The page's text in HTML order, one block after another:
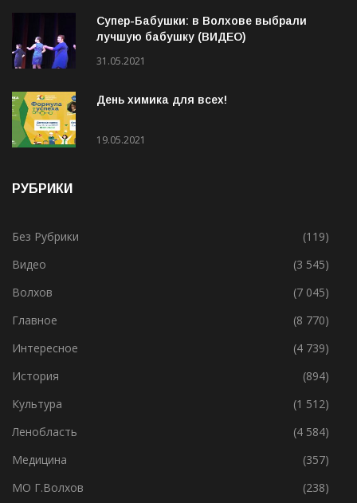
21.04.2021
Супер-Бабушки: в Волхове выбрали
31.05.2021
День химика для всех!
Без Рубрики
(119)
Видео
(3 545)
Волхов
(7 045)
Главное
(8 770)
Интересное
(4 739)
История
(894)
Культура
(1 512)
Ленобласть
(4 584)
Медицина
(357)